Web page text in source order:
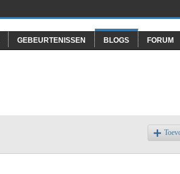
GEBEURTENISSEN BLOGS FORUM